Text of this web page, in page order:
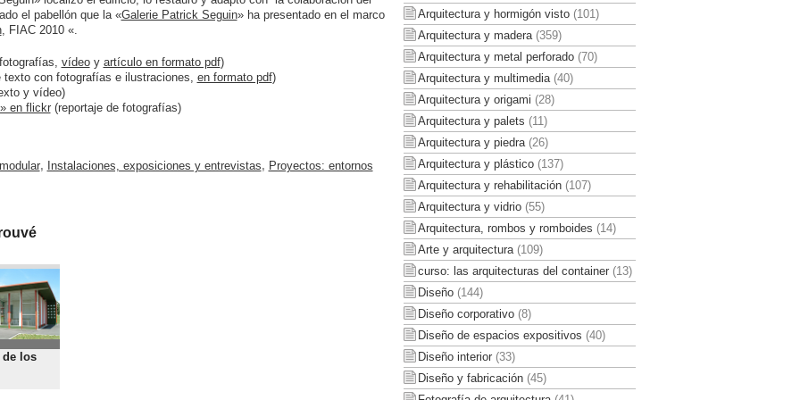
el pabellón que la «Galerie Patrick Seguin» ha presentado en el marco
, FIAC 2010 «.
vídeoy artículo en formato pdf)
con fotografías e ilustraciones, en formato pdf)
y vídeo)
en flickr(reportaje de fotografías)
, Instalaciones, exposiciones y entrevistas, Proyectos: entornos
de los
Arquitectura y hormigón visto(101)
Arquitectura y madera(359)
Arquitectura y metal perforado(70)
Arquitectura y multimedia(40)
Arquitectura y origami (28)
Arquitectura y palets (11)
Arquitectura y piedra(26)
Arquitectura y plástico(137)
Arquitectura y rehabilitación(107)
Arquitectura y vidrio(55)
Arquitectura, rombos y romboides (14)
Arte y arquitectura(109)
curso: las arquitecturas del container(13)
Diseño(144)
Diseño corporativo(8)
Diseño de espacios expositivos (40)
Diseño interior(33)
Diseño y fabricación(45)